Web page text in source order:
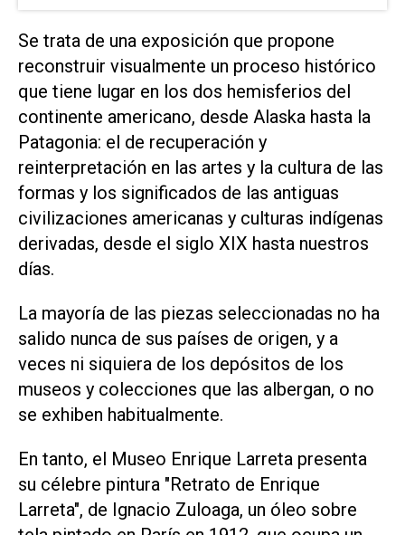
Se trata de una exposición que propone
reconstruir visualmente un proceso histórico
que tiene lugar en los dos hemisferios del
continente americano, desde Alaska hasta la
Patagonia: el de recuperación y
reinterpretación en las artes y la cultura de las
formas y los significados de las antiguas
civilizaciones americanas y culturas indígenas
derivadas, desde el siglo XIX hasta nuestros
días.
La mayoría de las piezas seleccionadas no ha
salido nunca de sus países de origen, y a
veces ni siquiera de los depósitos de los
museos y colecciones que las albergan, o no
se exhiben habitualmente.
En tanto, el Museo Enrique Larreta presenta
su célebre pintura "Retrato de Enrique
Larreta", de Ignacio Zuloaga, un óleo sobre